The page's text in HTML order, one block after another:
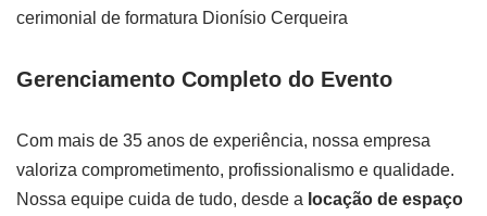
cerimonial de formatura Dionísio Cerqueira
Gerenciamento Completo do Evento
Com mais de 35 anos de experiência, nossa empresa
valoriza comprometimento, profissionalismo e qualidade.
Nossa equipe cuida de tudo, desde a locação de espaço